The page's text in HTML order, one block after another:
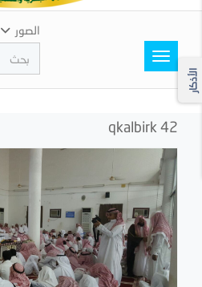
Toggle
navigation
الصور
الأذكار
qkalbirk 42